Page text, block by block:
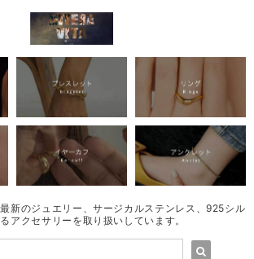
新のジュエリー、サージカルステンレス、925シル
アクセサリーを取り扱いしています。